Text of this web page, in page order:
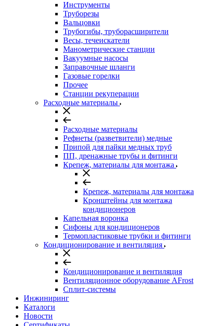
Инструменты
Труборезы
Вальцовки
Трубогибы, труборасширители
Весы, течеискатели
Манометрические станции
Вакуумные насосы
Заправочные шланги
Газовые горелки
Прочее
Станции рекуперации
Расходные материалы
Расходные материалы
Рефнеты (разветвители) медные
Припой для пайки медных труб
ПП, дренажные трубы и фитинги
Крепеж, материалы для монтажа
Крепеж, материалы для монтажа
Кронштейны для монтажа
кондиционеров
Капельная воронка
Сифоны для кондиционеров
Термопластиковые трубки и фитинги
Кондиционирование и вентиляция
Кондиционирование и вентиляция
Вентиляционное оборудование AFrost
Сплит-системы
Инжиниринг
Каталоги
Новости